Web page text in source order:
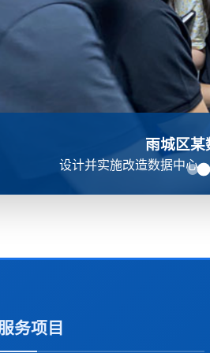
雨城区
设计并实施改造数据中心
务项目